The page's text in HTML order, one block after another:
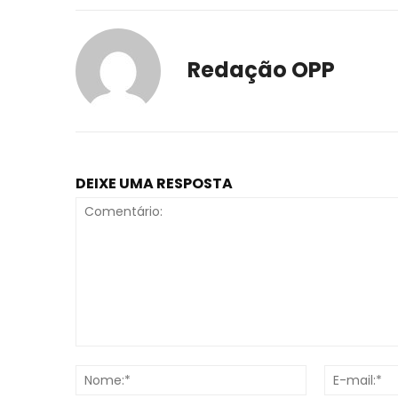
Redação OPP
DEIXE UMA RESPOSTA
Nome:*